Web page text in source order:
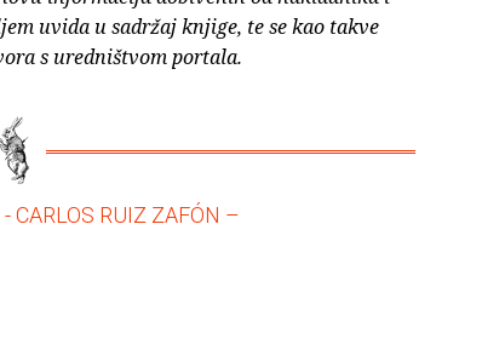
uvida u sadržaj knjige, te se kao takve
s uredništvom portala.
CARLOS RUIZ ZAFÓN –